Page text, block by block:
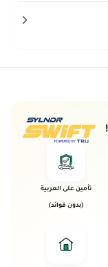
تأمين على العربية
(بدون فوائد)